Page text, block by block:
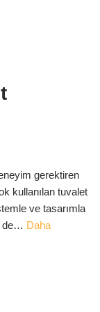
gerektiren
kullanılan tuvalet
ve tasarımla
de… Daha